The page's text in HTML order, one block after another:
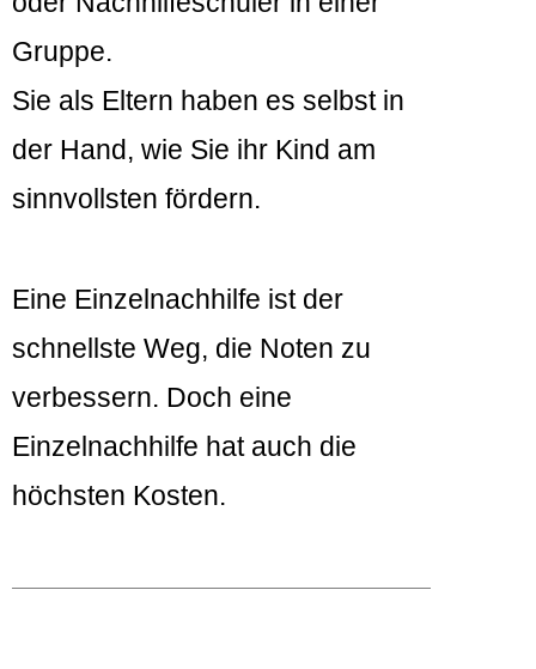
Gruppe.
Sie als Eltern haben es selbst in
der Hand, wie Sie ihr Kind am
sinnvollsten fördern.
Eine Einzelnachhilfe ist der
schnellste Weg, die Noten zu
verbessern. Doch eine
Einzelnachhilfe hat auch die
höchsten Kosten.